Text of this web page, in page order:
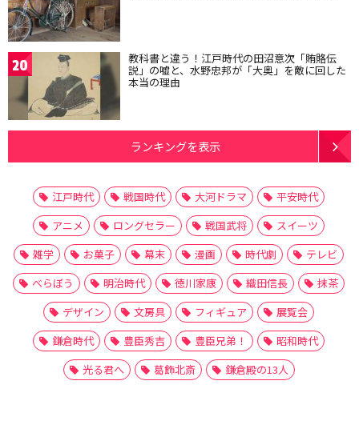
20 教科書と違う！江戸時代の田沼意次「賄賂伝
説」の嘘と、水野忠邦が「大奥」を敵に回した
本当の理由
ランキングを表示
江戸時代 戦国時代 大河ドラマ
平安時代
アニメ
ロングセラー 戦国武将
スイーツ
雑学
お菓子 幕末 漫画 時代劇
テレビ
べらぼう
明治時代 徳川家康 織田信長
抹茶
デザイン
文房具 フィギュア
展覧会
鎌倉時代
豊臣秀吉 豊臣兄弟！
昭和時代
光る君へ
葛飾北斎 鎌倉殿の13人